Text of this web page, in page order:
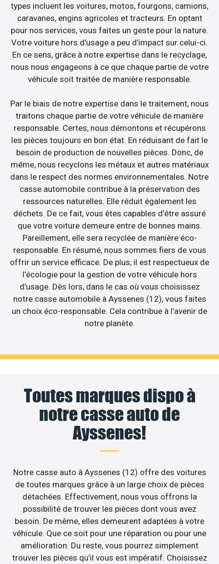
types incluent les voitures, motos, fourgons, camions,
caravanes, engins agricoles et tracteurs. En optant
pour nos services, vous faites un geste pour la nature.
Votre voiture hors d’usage a peu d’impact sur celui-ci.
En ce sens, grâce à notre expertise dans le recyclage,
nous nous engageons à ce que chaque partie de votre
véhicule soit traitée de manière responsable.
Par le biais de notre expertise dans le traitement, nous
traitons chaque partie de votre véhicule de manière
responsable. Certes, nous démontons et récupérons
les pièces toujours en bon état. En réduisant de fait le
besoin de production de nouvelles pièces. Donc, de
même, nous recyclons les métaux et autres matériaux
dans le respect des normes environnementales. Notre
casse automobile contribue à la préservation des
ressources naturelles. Elle réduit également les
déchets. De ce fait, vous êtes capables d’être assuré
que votre voiture demeure entre de bonnes mains.
Pareillement, elle sera recyclée de manière éco-
responsable. En résumé, nous sommes fiers de vous
offrir un service efficace. De plus, il est respectueux de
l’écologie pour la gestion de votre véhicule hors
d’usage. Dès lors, dans le cas où vous choisissez
notre casse automobile à Ayssenes (12), vous faites
un choix éco-responsable. Cela contribue à l’avenir de
notre planète.
Toutes marques dispo à
notre casse auto de
Ayssenes!
Notre casse auto à Ayssenes (12) offre des voitures
de toutes marques grâce à un large choix de pièces
détachées. Effectivement, nous vous offrons la
possibilité de trouver les pièces dont vous avez
besoin. De même, elles demeurent adaptées à votre
véhicule. Que ce soit pour une réparation ou pour une
amélioration. Du reste, vous pourrez simplement
trouver les pièces qu’il vous est impératif. Choisissez